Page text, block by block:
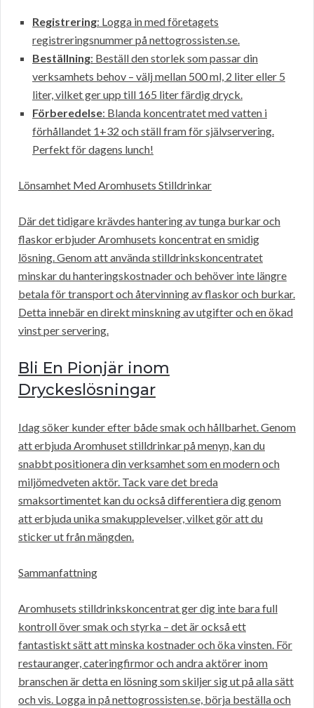
Registrering: Logga in med företagets
registreringsnummer på nettogrossisten.se.
Beställning: Beställ den storlek som passar din
verksamhets behov – välj mellan 500 ml, 2 liter eller 5
liter, vilket ger upp till 165 liter färdig dryck.
Förberedelse: Blanda koncentratet med vatten i
förhållandet 1+32 och ställ fram för självservering.
Perfekt för dagens lunch!
Lönsamhet Med Aromhusets Stilldrinkar
Där det tidigare krävdes hantering av tunga burkar och
flaskor erbjuder Aromhusets koncentrat en smidig
lösning. Genom att använda stilldrinkskoncentratet
minskar du hanteringskostnader och behöver inte längre
betala för transport och återvinning av flaskor och burkar.
Detta innebär en direkt minskning av utgifter och en ökad
vinst per servering.
Bli En Pionjär inom
Dryckeslösningar
Idag söker kunder efter både smak och hållbarhet. Genom
att erbjuda Aromhuset stilldrinkar på menyn, kan du
snabbt positionera din verksamhet som en modern och
miljömedveten aktör. Tack vare det breda
smaksortimentet kan du också differentiera dig genom
att erbjuda unika smakupplevelser, vilket gör att du
sticker ut från mängden.
Sammanfattning
Aromhusets stilldrinkskoncentrat ger dig inte bara full
kontroll över smak och styrka – det är också ett
fantastiskt sätt att minska kostnader och öka vinsten. För
restauranger, cateringfirmor och andra aktörer inom
branschen är detta en lösning som skiljer sig ut på alla sätt
och vis. Logga in på nettogrossisten.se, börja beställa och